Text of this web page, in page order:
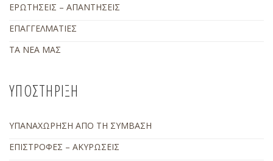
ΕΡΩΤΗΣΕΙΣ – ΑΠΑΝΤΗΣΕΙΣ
ΕΠΑΓΓΕΛΜΑΤΙΕΣ
ΤΑ ΝΕΑ ΜΑΣ
ΥΠΟΣΤΗΡΙΞΗ
ΥΠΑΝΑΧΩΡΗΣΗ ΑΠΟ ΤΗ ΣΥΜΒΑΣΗ
ΕΠΙΣΤΡΟΦΕΣ – ΑΚΥΡΩΣΕΙΣ